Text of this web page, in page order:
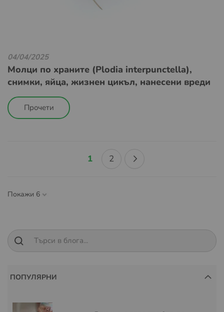
04/04/2025
Молци по храните (Plodia interpunctella),
снимки, яйца, жизнен цикъл, нанесени вреди
Прочети
Страница
В
1 Страница
2
Покажи
ПОПУЛЯРНИ